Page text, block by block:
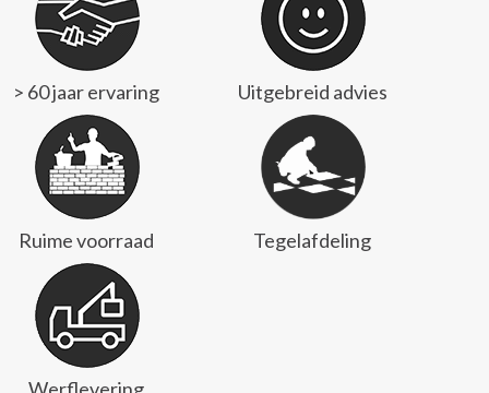
> 60 jaar ervaring Uitgebreid advies
Ruime voorraad Tegelafdeling